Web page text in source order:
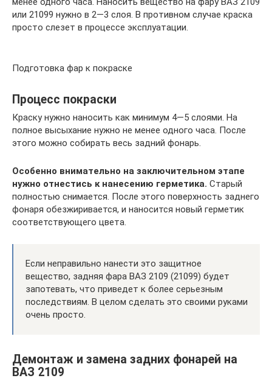
или 21099 нужно в 2—3 слоя. В противном случае краска
просто слезет в процессе эксплуатации.
Подготовка фар к покраске
Процесс покраски
Краску нужно наносить как минимум 4—5 слоями. На
полное высыхание нужно не менее одного часа. После
этого можно собирать весь задний фонарь.
Особенно внимательно на заключительном этапе
нужно отнестись к нанесению герметика. Старый
полностью снимается. После этого поверхность заднего
фонаря обезжиривается, и наносится новый герметик
соответствующего цвета.
Если неправильно нанести это защитное
вещество, задняя фара ВАЗ 2109 (21099) будет
запотевать, что приведет к более серьезным
последствиям. В целом сделать это своими руками
очень просто.
Демонтаж и замена задних фонарей на
ВАЗ 2109